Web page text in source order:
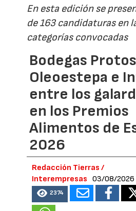
En esta edición se
de 163 candidaturas en
categorías convocadas
Bodegas
Oleoestepa e
entre los
en los Premios
Alimentos de
2026
Redacción Tierras /
Interempresas
03/08/2026
2374